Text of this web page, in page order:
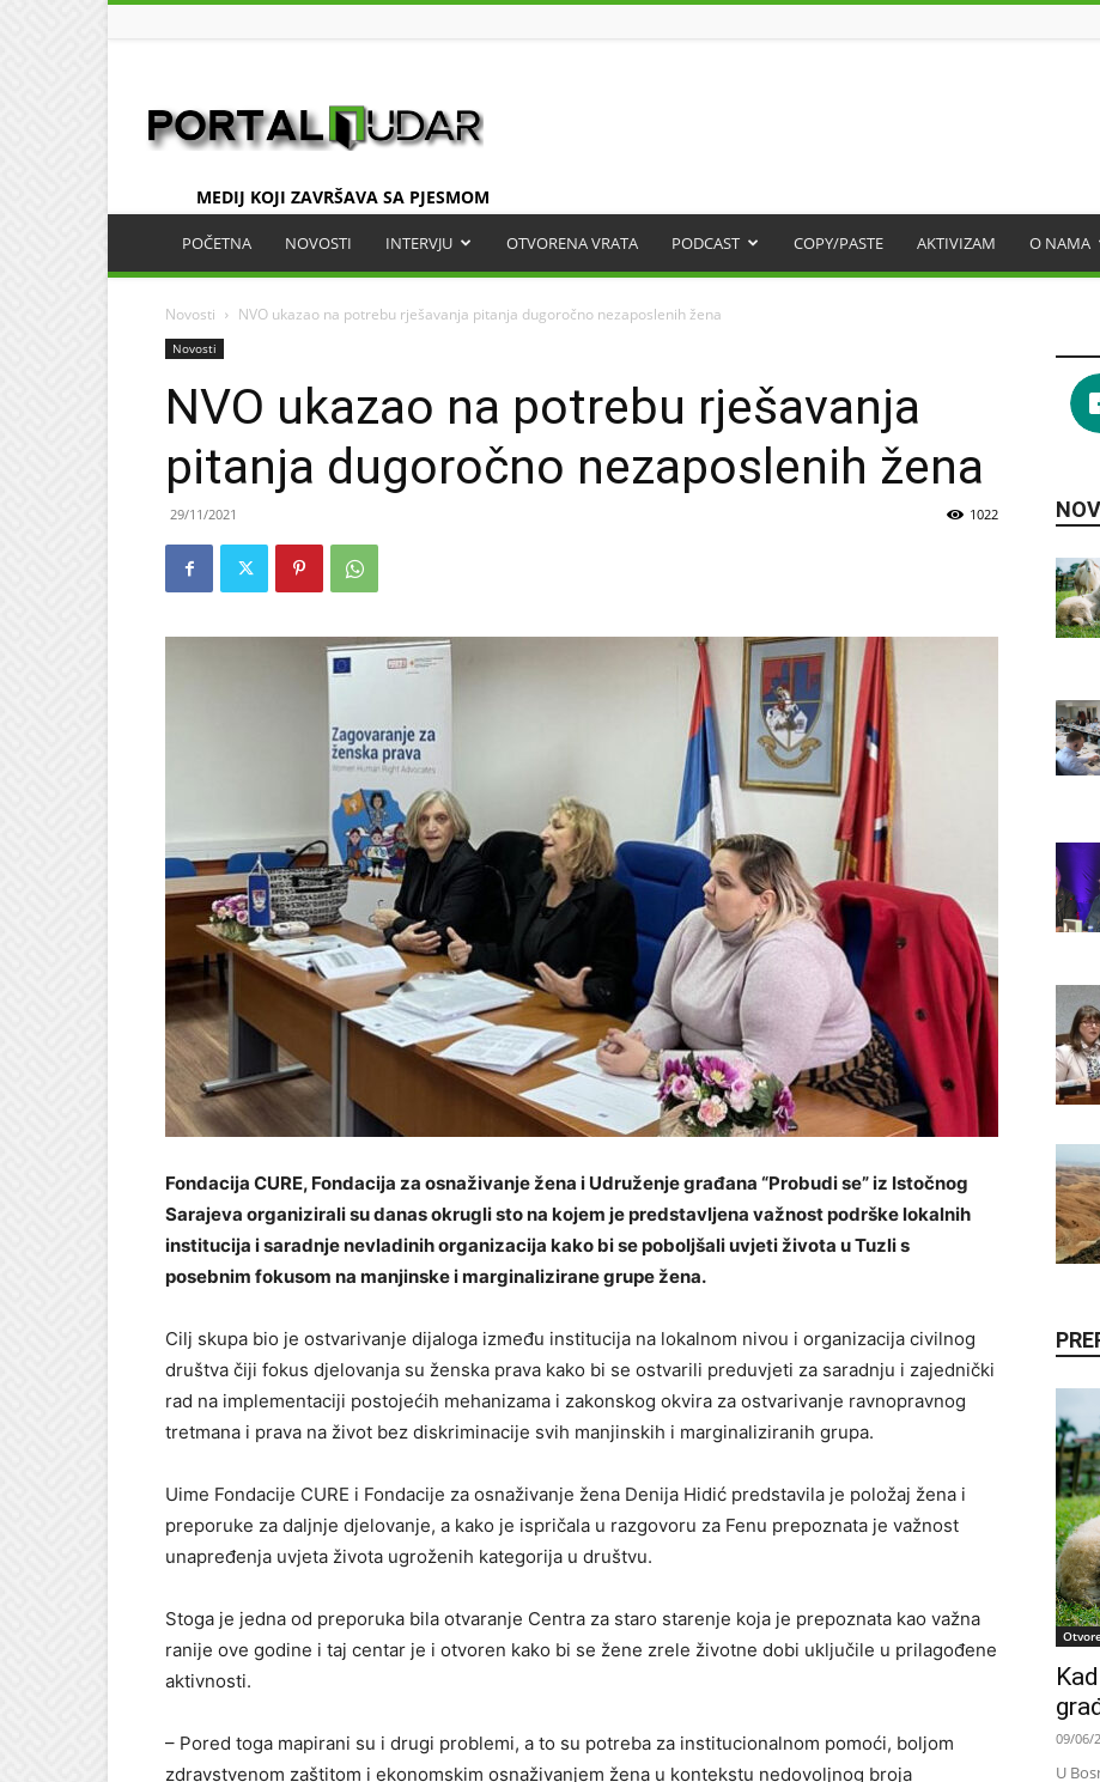
MEDIJ KOJI ZAVRŠAVA SA PJESMOM
POČETNA NOVOSTI INTERVJU OTVORENA VRATA PODCAST COPY/PASTE AKTIVIZAM O NAMA
Novosti NVO ukazao na potrebu rješavanja pitanja dugoročno nezaposlenih žena
Novosti
NVO ukazao na potrebu rješavanja
pitanja dugoročno nezaposlenih žena
29/11/2021 1022
Fondacija CURE, Fondacija za osnaživanje žena i Udruženje građana “Probudi se” iz Istočnog
Sarajeva organizirali su danas okrugli sto na kojem je predstavljena važnost podrške lokalnih
institucija i saradnje nevladinih organizacija kako bi se poboljšali uvjeti života u Tuzli s
posebnim fokusom na manjinske i marginalizirane grupe žena.
Cilj skupa bio je ostvarivanje dijaloga između institucija na lokalnom nivou i organizacija civilnog
društva čiji fokus djelovanja su ženska prava kako bi se ostvarili preduvjeti za saradnju i zajednički
rad na implementaciji postojećih mehanizama i zakonskog okvira za ostvarivanje ravnopravnog
tretmana i prava na život bez diskriminacije svih manjinskih i marginaliziranih grupa.
Uime Fondacije CURE i Fondacije za osnaživanje žena Denija Hidić predstavila je položaj žena i
preporuke za daljnje djelovanje, a kako je ispričala u razgovoru za Fenu prepoznata je važnost
unapređenja uvjeta života ugroženih kategorija u društvu.
Stoga je jedna od preporuka bila otvaranje Centra za staro starenje koja je prepoznata kao važna
ranije ove godine i taj centar je i otvoren kako bi se žene zrele životne dobi uključile u prilagođene
aktivnosti.
– Pored toga mapirani su i drugi problemi, a to su potreba za institucionalnom pomoći, boljom
zdravstvenom zaštitom i ekonomskim osnaživanjem žena u kontekstu nedovoljnog broja
09/06/
U